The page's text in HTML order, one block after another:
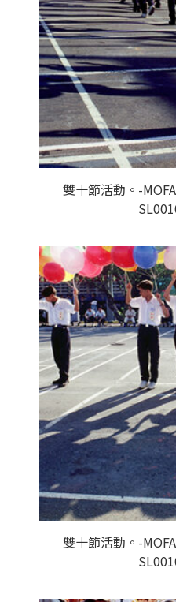
雙十節活動。-
雙十節活動。-